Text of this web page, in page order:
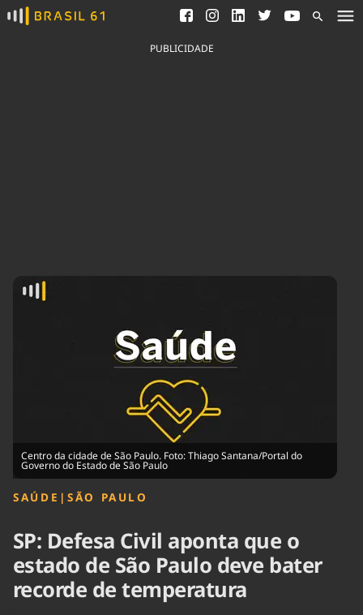
Ver todas as notícias
Saneamento
Indicadores
Agronegócios
Economia
Educação
Infraestrutura
Internacional
Política
Saúde
Tempo
PUBLICIDADE
Centro da cidade de São Paulo. Foto: Thiago Santana/Portal do
Governo do Estado de São Paulo
SAÚDE | SÃO PAULO
SP: Defesa Civil aponta que o
estado de São Paulo deve bater
recorde de temperatura